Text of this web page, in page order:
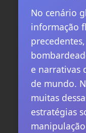
No cenário
informação
e narrativas
de mundo.
muitas
estratégias